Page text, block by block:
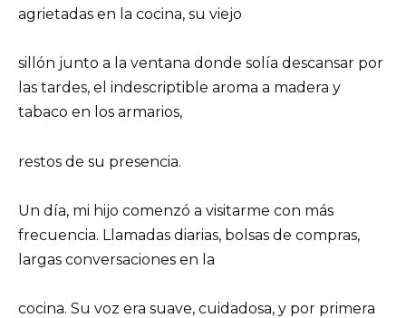
agrietadas en la cocina, su viejo
sillón junto a la ventana donde solía descansar por
las tardes, el indescriptible aroma a madera y
tabaco en los armarios,
restos de su presencia.
Un día, mi hijo comenzó a visitarme con más
frecuencia. Llamadas diarias, bolsas de compras,
largas conversaciones en la
cocina. Su voz era suave, cuidadosa, y por primera